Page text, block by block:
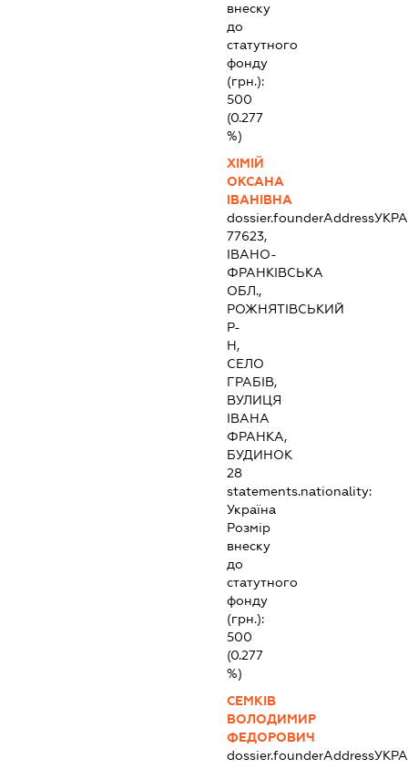
внеску
до
статутного
фонду
(грн.):
500
(0.277
%)
ХІМІЙ
ОКСАНА
ІВАНІВНА
dossier.founderAddress
77623,
ІВАНО-
ФРАНКІВСЬКА
ОБЛ.,
РОЖНЯТІВСЬКИЙ
Р-
Н,
СЕЛО
ГРАБІВ,
ВУЛИЦЯ
ІВАНА
ФРАНКА,
БУДИНОК
28
statements.nationality:
Україна
Розмір
внеску
до
статутного
фонду
(грн.):
500
(0.277
%)
СЕМКІВ
ВОЛОДИМИР
ФЕДОРОВИЧ
dossier.founderAddress